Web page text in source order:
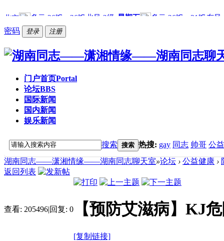
密码 登录 注册
门户首页Portal
论坛BBS
国际新闻
国内新闻
娱乐新闻
搜索 搜索 热搜: gay 同志 帅哥 公益
湖南同志——潇湘情缘——湖南同志聊天室»论坛 › 公益健康 ›
返回列表
查看: 205496|回复: 0 【预防艾滋病】KJ
[复制链接]